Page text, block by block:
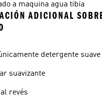
a maquina agua tibia
ADICIONAL
detergente suave
suavizante
revés